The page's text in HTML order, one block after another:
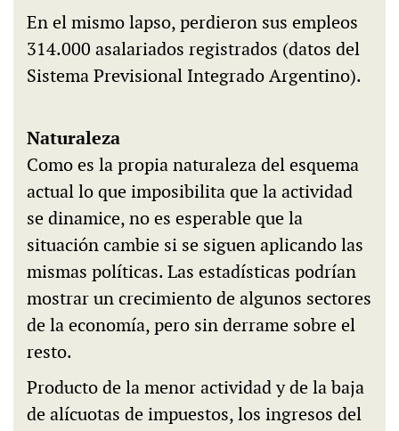
En el mismo lapso, perdieron sus empleos
314.000 asalariados registrados (datos del
Sistema Previsional Integrado Argentino).
Naturaleza
Como es la propia naturaleza del esquema
actual lo que imposibilita que la actividad
se dinamice, no es esperable que la
situación cambie si se siguen aplicando las
mismas políticas. Las estadísticas podrían
mostrar un crecimiento de algunos sectores
de la economía, pero sin derrame sobre el
resto.
Producto de la menor actividad y de la baja
de alícuotas de impuestos, los ingresos del